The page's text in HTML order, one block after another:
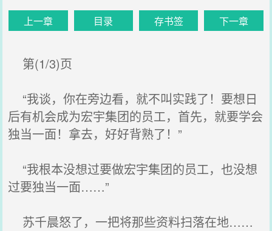
上一章 目录 存书签 下一章
第(1/3)页
“我谈，你在旁边看，就不叫实践了！要想日
后有机会成为宏宇集团的员工，首先，就要学会
独当一面！拿去，好好背熟了！”
“我根本没想过要做宏宇集团的员工，也没想
过要独当一面……”
苏千晨怒了，一把将那些资料扫落在地……